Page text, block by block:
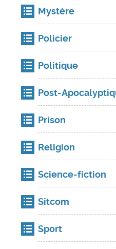
Mystère
Policier
Politique
Post-
Prison
Religion
Science-fiction
Sitcom
Sport